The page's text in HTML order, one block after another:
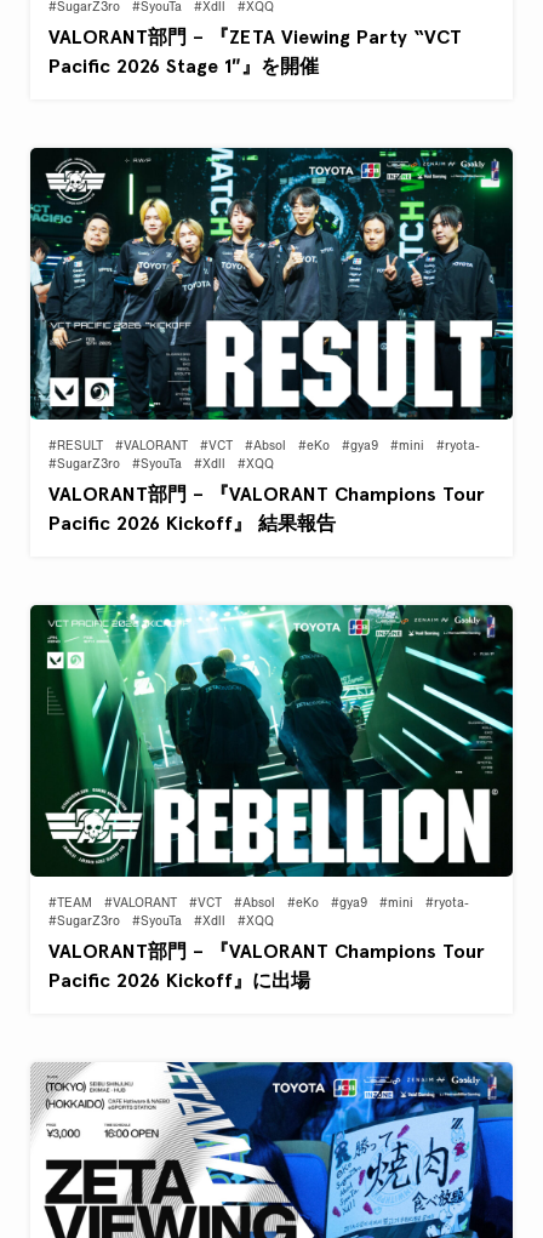
#SugarZ3ro
#SyouTa #Xdll #XQQ
VALORANT部門 – 『ZETA Viewing Party “VCT
Pacific 2026 Stage 1″』を開催
#RESULT #VALORANT #VCT #Absol #eKo #gya9 #mini
#ryota-
#SugarZ3ro
#SyouTa #Xdll #XQQ
VALORANT部門 – 『VALORANT Champions Tour
Pacific 2026 Kickoff』 結果報告
#TEAM #VALORANT #VCT #Absol #eKo #gya9 #mini
#ryota-
#SugarZ3ro
#SyouTa #Xdll #XQQ
VALORANT部門 – 『VALORANT Champions Tour
Pacific 2026 Kickoff』に出場